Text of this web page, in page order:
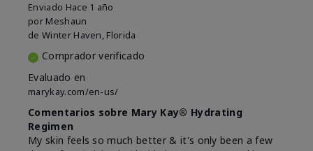
Enviado Hace 1 año
por Meshaun
de Winter Haven, Florida
Comprador verificado
Evaluado en
marykay.com/en-us/
Comentarios sobre Mary Kay® Hydrating
Regimen
My skin feels so much better & it's only been a few